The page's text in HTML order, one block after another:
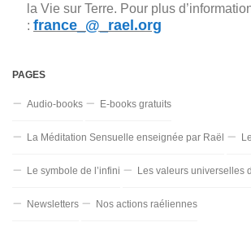
la Vie sur Terre. Pour plus
: france_@_rael.org
PAGES
Audio-books E-books gratuits
La Méditation Sensuelle enseignée par Raël
Le symbole de l’infini Les valeurs universelles
Newsletters Nos actions raéliennes